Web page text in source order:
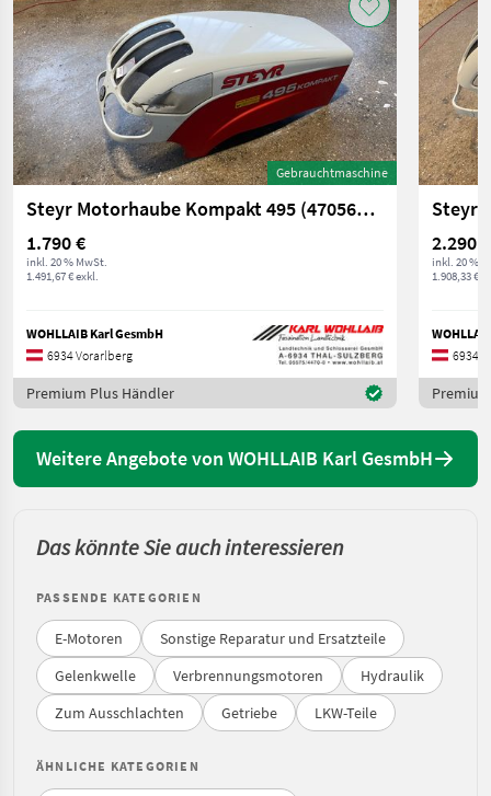
Gebrauchtmaschine
Steyr Motorhaube Kompakt 495 (47056002)
1.790 €
inkl. 20 % MwSt.
1.491,67 € exkl.
WOHLLAIB Karl GesmbH
6934 Vorarlberg
Premium Plus Händler
2.290 €
inkl. 20 %
1.908,33 €
6934
Weitere Angebote von WOHLLAIB Karl GesmbH
Das könnte Sie auch interessieren
PASSENDE KATEGORIEN
E-Motoren
Sonstige Reparatur und Ersatzteile
Gelenkwelle
Verbrennungsmotoren
Hydraulik
Zum Ausschlachten
Getriebe LKW-Teile
ÄHNLICHE KATEGORIEN